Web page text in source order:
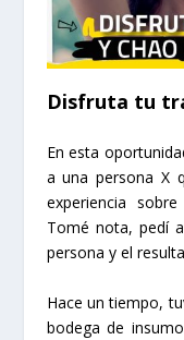
Disfruta tu
En esta
a una persona X
experiencia
Tomé nota, pedí
persona y el
Hace un tiempo,
bodega de